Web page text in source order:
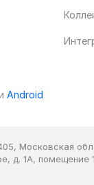
Android
Московская
д. 1А, помещение